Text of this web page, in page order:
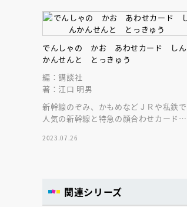
でんしゃの かお あわせカード しん
かんせんと とっきゅう
編：講談社
著：江口 明男
新幹線のぞみ、かもめなどＪＲや私鉄で
人気の新幹線と特急の顔合わせカード。
どもは、大喜び！
2023.07.26
関連シリーズ